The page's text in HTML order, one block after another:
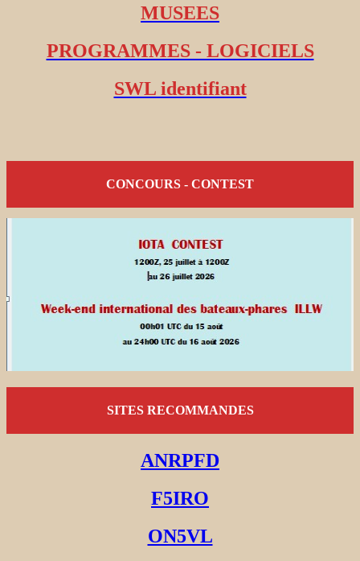
MUSEES
PROGRAMMES - LOGICIELS
SWL identifiant
CONCOURS - CONTEST
SITES RECOMMANDES
ANRPFD
F5IRO
ON5VL